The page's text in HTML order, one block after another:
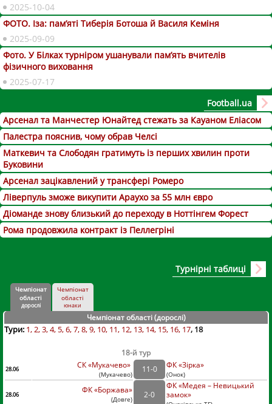
2025-10-04
ФОТО. Іза: пам’яті Тиберія Ботоша й Василя Кеміня
2025-09-09
Фото. У Білках турніром ушанували пам’ять вчителів
фізичного виховання
2025-07-17
Football.ua
Арсенал та Манчестер Юнайтед стежать за Кауаном Еліасом
Палестра пояснив, чому обрав Челсі
Маткевич та Слободян гратимуть із перших хвилин проти
Буковини
Арсенал зацікавлений у трансфері Ромеро
Ліверпуль зможе викупити Араухо за 55 млн євро
Діоманде знову близький до переходу в Ноттінгем Форест
Рома продовжила контракт із Пеллегріні
Турнірні таблиці
Чемпіонат
області
дорослі
Чемпіонат
області
юнаки
Чемпіонат області (дорослі)
Тури: 1 2 3 4 5 6 7 8 9 10 11 12 13 14 15 16 17 18
18-й тур
28.06 СК «Мукачево»
(Мукачево)
11-0 ФК «Зірка»
(Онок)
28.06
ФК «Боржава»
(Довге)
2-0
ФК «Медея – Невицький
замок»